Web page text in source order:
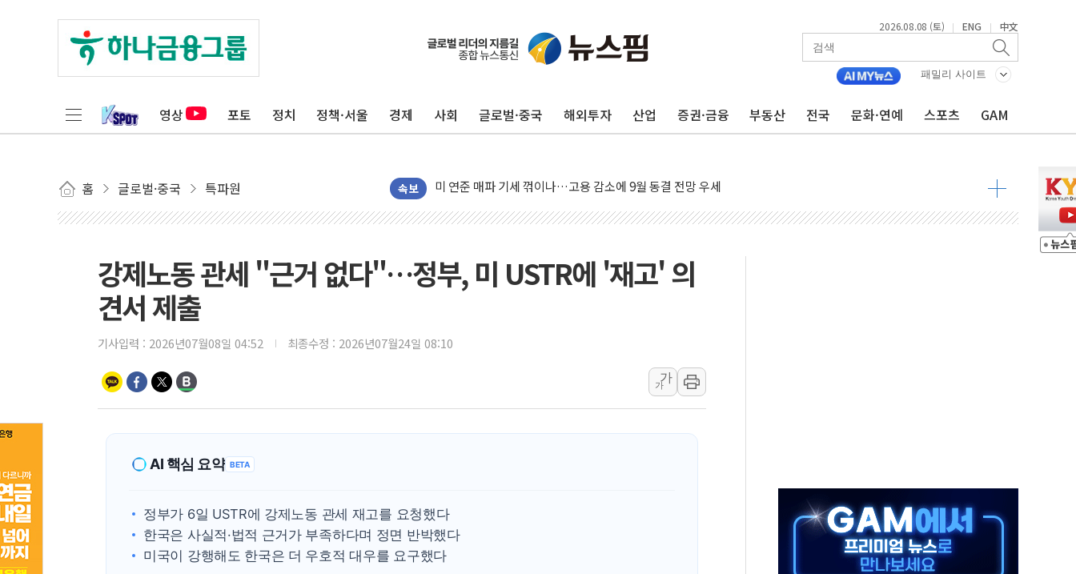
2026.08.08 (토) | ENG | 中文
패밀리 사이트
영상 포토 정치 정책·서울 경제 사회 글로벌·중국 해외투자 산업 증권·금융 부동산 전국 문화·연예 스포츠 GAM
홈 글로벌·중국 특파원 속보
민주, 오늘 제주·인천 경선 결과 발표...'김민석 재역전 vs 정청래 격차 확대'
한상협, 업계 개인정보 보안 새판 짠다…'자율규제단체' 타진
트럼프, 쿡 연준 이사 해임 재추진…"26일까지 의혹 소명" 요구
유럽증시, 美 고용 예상 밖 부진에 연준 금리 인상 가능성 낮아지며 상승… STOXX 600 지수는 나흘 연속 최고치
[종합] 이슬람 수니파 3국, '공동방위협정' 체결… 이스라엘·이란 위협에 맞설 자체 억지력 강화
트럼프, 백신·자폐증 행정명령 검토…"이르면 다음 주"
이란 핵심 원유 수출항 '하르그섬', 최근 1주일 이상 '올스톱'… 美 해상봉쇄 영향
美 고용 쇼크에 엔화 장중 급등…시장은 "또 개입했나" 촉각
[사진] 이슬람 수니파 3개국, 공동방위협정 체결
뉴욕증시 개장 전 특징주...아틀라시안·클라우드플레어·태양광주↑ VS 트레이드데스크·웬디스↓
강제노동 관세 "근거 없다"…정부, 미 USTR에 '재고' 의
견서 제출
기사입력 : 2026년07월08일 04:52 최종수정 : 2026년07월24일 08:10
가
가
AI 핵심 요약 BETA
정부가 6일 USTR에 강제노동 관세 재고를 요청했다
한국은 사실적·법적 근거가 부족하다며 정면 반박했다
미국이 강행해도 한국은 더 우호적 대우를 요구했다